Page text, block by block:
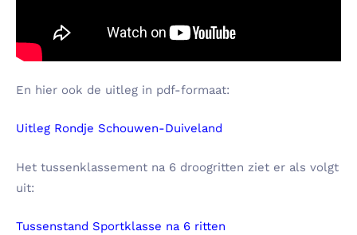
En hier ook de uitleg in pdf-formaat:
Uitleg Rondje Schouwen-Duiveland
Het tussenklassement na 6 droogritten ziet er als volgt
uit:
Tussenstand Sportklasse na 6 ritten